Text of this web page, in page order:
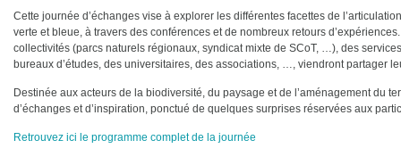
Cette journée d’échanges vise à explorer les différentes facettes de
verte et bleue, à travers des conférences et de nombreux retours
collectivités (parcs naturels régionaux, syndicat mixte de SCoT, …), des
bureaux d’études, des universitaires, des associations, …, viendront partager
Destinée aux acteurs de la biodiversité, du paysage et de l’aménagement du
d’échanges et d’inspiration, ponctué de quelques surprises réservées aux
Retrouvez ici le programme complet de la journée